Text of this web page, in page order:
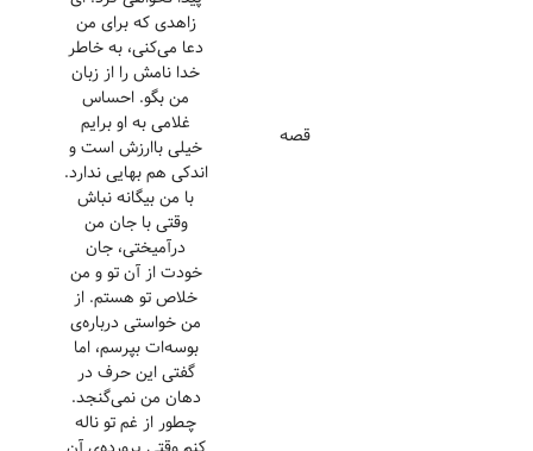
قصه
زاهدی که برای من
دعا می‌کنی، به خاطر
خدا نامش را از زبان
من بگو. احساس
غلامی به او برایم
خیلی باارزش است و
اندکی هم بهایی ندارد.
با من بیگانه نباش
وقتی با جان من
درآمیختی، جان
خودت از آن تو و من
خلاص تو هستم. از
من خواستی درباره‌ی
بوسه‌ات بپرسم، اما
گفتی این حرف در
دهان من نمی‌گنجد.
چطور از غم تو ناله